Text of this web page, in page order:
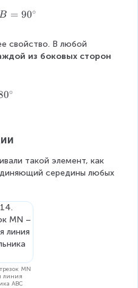
= 90∘
свойство. В любой
из боковых сторон
0∘
такой элемент, как
середины любых
MN
линия
ABC